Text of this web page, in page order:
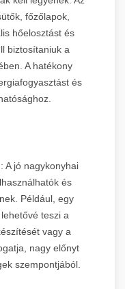
főzőlapok,
hőelosztást és
biztosítaniuk a
A hatékony
és
A jó nagykonyhai
és
Például, egy
teszi a
vagy a
nagy előnyt
szempontjából.